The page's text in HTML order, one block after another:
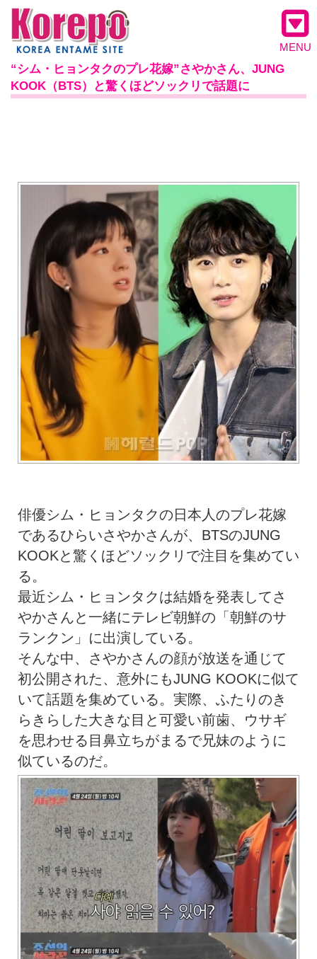
MENU
“シム・ヒョンタクのプレ花嫁”さやかさん、JUNG
KOOK（BTS）と驚くほどソックリで話題に
俳優シム・ヒョンタクの日本人のプレ花嫁
であるひらいさやかさんが、BTSのJUNG
KOOKと驚くほどソックリで注目を集めてい
る。
最近シム・ヒョンタクは結婚を発表してさ
やかさんと一緒にテレビ朝鮮の「朝鮮のサ
ランクン」に出演している。
そんな中、さやかさんの顔が放送を通じて
初公開された、意外にもJUNG KOOKに似て
いて話題を集めている。実際、ふたりのき
らきらした大きな目と可愛い前歯、ウサギ
を思わせる目鼻立ちがまるで兄妹のように
似ているのだ。